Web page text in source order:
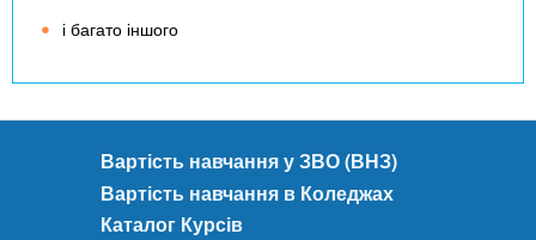
і багато іншого
Вартість навчання у ЗВО (ВНЗ)
Вартість навчання в Коледжах
Каталог Курсів